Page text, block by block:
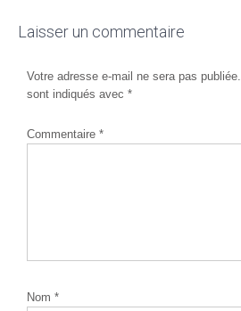
Laisser un commentaire
Votre adresse e-mail ne sera pas publiée.
sont indiqués avec *
Commentaire *
Nom *